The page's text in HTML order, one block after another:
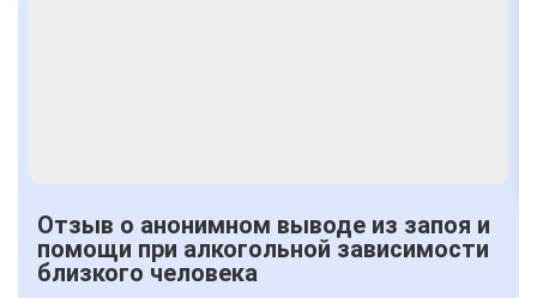
Отзыв о анонимном выводе из запоя и
помощи при алкогольной зависимости
близкого человека